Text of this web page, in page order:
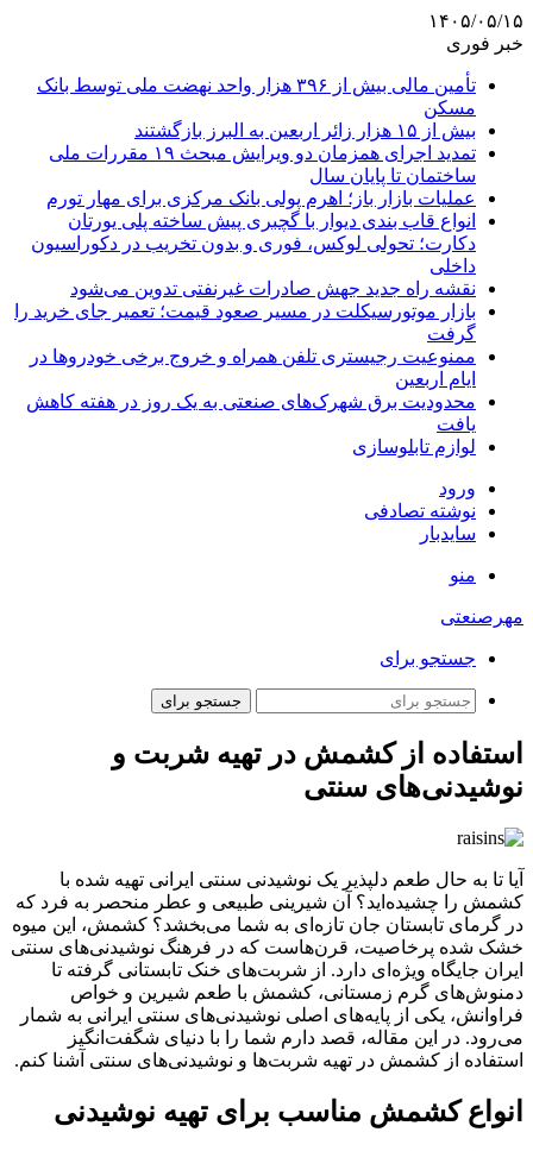
۱۴۰۵/۰۵/۱۵
خبر فوری
تأمین مالی بیش از ۳۹۶ هزار واحد نهضت ملی توسط بانک
مسکن
بیش از ۱۵ هزار زائر اربعین به البرز بازگشتند
تمدید اجرای همزمان دو ویرایش مبحث ۱۹ مقررات ملی
ساختمان تا پایان سال
عملیات بازار باز؛ اهرم پولی بانک مرکزی برای مهار تورم
انواع قاب بندی دیوار با گچبری پیش ساخته پلی یورتان
دکارت؛ تحولی لوکس، فوری و بدون تخریب در دکوراسیون
داخلی
نقشه راه جدید جهش صادرات غیرنفتی تدوین می‌شود
بازار موتورسیکلت در مسیر صعود قیمت؛ تعمیر جای خرید را
گرفت
ممنوعیت رجیستری تلفن همراه و خروج برخی خودروها در
ایام اربعین
محدودیت برق شهرک‌های صنعتی به یک روز در هفته کاهش
یافت
لوازم تابلوسازی
ورود
نوشته تصادفی
سایدبار
منو
مهرصنعتی
جستجو برای
جستجو برای
استفاده از کشمش در تهیه شربت و
نوشیدنی‌های سنتی
آیا تا به حال طعم دلپذیر یک نوشیدنی سنتی ایرانی تهیه شده با
کشمش را چشیده‌اید؟ آن شیرینی طبیعی و عطر منحصر به فرد که
در گرمای تابستان جان تازه‌ای به شما می‌بخشد؟ کشمش، این میوه
خشک شده پرخاصیت، قرن‌هاست که در فرهنگ نوشیدنی‌های سنتی
ایران جایگاه ویژه‌ای دارد. از شربت‌های خنک تابستانی گرفته تا
دمنوش‌های گرم زمستانی، کشمش با طعم شیرین و خواص
فراوانش، یکی از پایه‌های اصلی نوشیدنی‌های سنتی ایرانی به شمار
می‌رود. در این مقاله، قصد دارم شما را با دنیای شگفت‌انگیز
استفاده از کشمش در تهیه شربت‌ها و نوشیدنی‌های سنتی آشنا کنم.
انواع کشمش مناسب برای تهیه نوشیدنی